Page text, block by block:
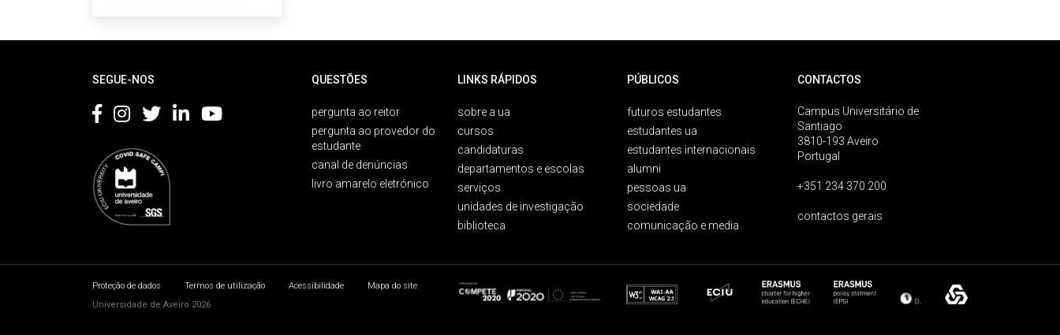
SEGUE-NOS QUESTÕES
pergunta ao reitor
pergunta ao provedor do
estudante
canal de denúncias
livro amarelo eletrónico
LINKS RÁPIDOS
sobre a ua
cursos
candidaturas
departamentos e escolas
serviços
unidades de investigação
biblioteca
PÚBLICOS
futuros estudantes
estudantes ua
estudantes internacionais
alumni
pessoas ua
sociedade
comunicação e media
CONTACTOS
Campus Universitário de
Santiago
3810-193 Aveiro
Portugal
+351 234 370 200
contactos gerais
Proteção de dados Termos de utilização Acessibilidade
Mapa do site
Universidade de Aveiro 2026